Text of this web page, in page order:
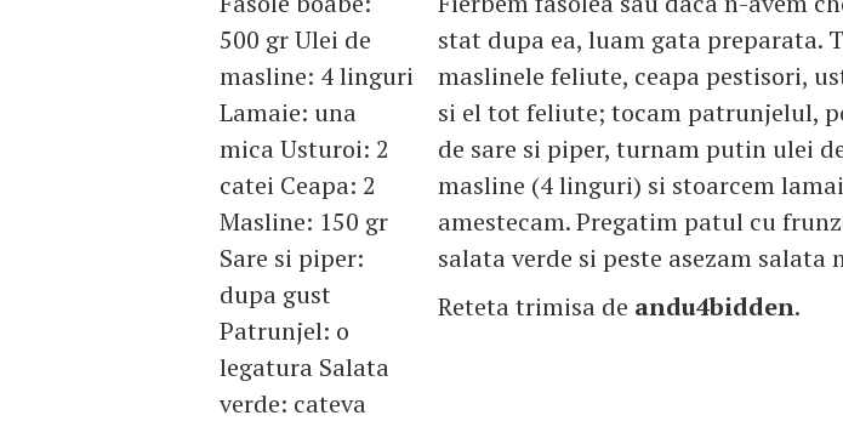
500 gr Ulei de
masline: 4 linguri
Lamaie: una
mica Usturoi: 2
catei Ceapa: 2
Masline: 150 gr
Sare si piper:
dupa gust
Patrunjel: o
legatura Salata
verde: cateva
stat dupa ea, luam gata preparata.
maslinele feliute, ceapa pestisori,
si el tot feliute; tocam patrunjelul,
de sare si piper, turnam putin ulei
masline (4 linguri) si stoarcem
amestecam. Pregatim patul cu
salata verde si peste asezam salata
Reteta trimisa de andu4bidden.